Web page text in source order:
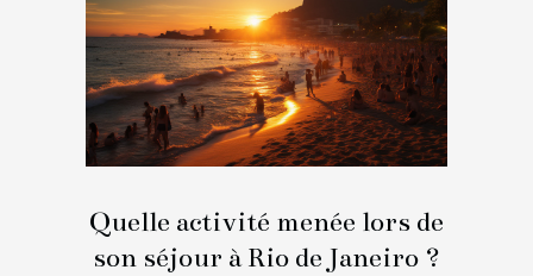
Quelle activité menée lors de
son séjour à Rio de Janeiro ?